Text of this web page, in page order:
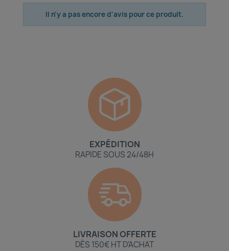
Il n'y a pas encore d'avis pour ce produit.
EXPÉDITION
RAPIDE SOUS 24/48H
LIVRAISON OFFERTE
DÈS 150€ HT D'ACHAT